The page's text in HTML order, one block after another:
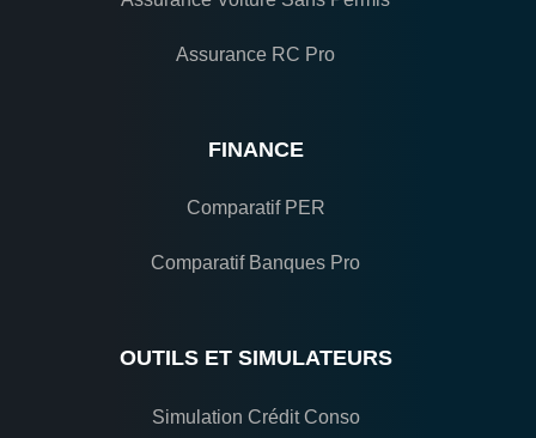
Assurance RC Pro
FINANCE
Comparatif PER
Comparatif Banques Pro
OUTILS ET SIMULATEURS
Simulation Crédit Conso